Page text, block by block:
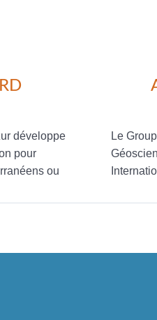
développe
pour
ou
Le